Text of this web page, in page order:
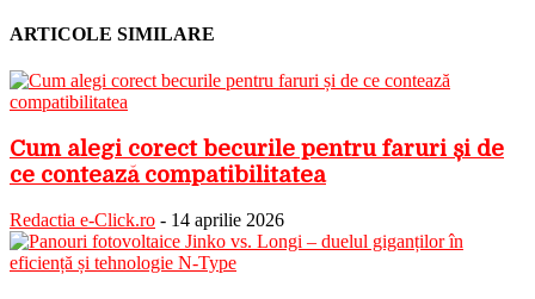
ARTICOLE SIMILARE
Cum alegi corect becurile pentru faruri și de
ce contează compatibilitatea
Redactia e-Click.ro - 14 aprilie 2026